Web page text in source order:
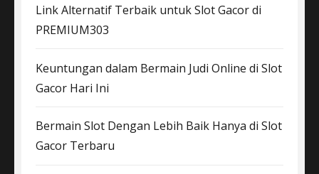
Link Alternatif Terbaik untuk Slot Gacor di
PREMIUM303
Keuntungan dalam Bermain Judi Online di Slot
Gacor Hari Ini
Bermain Slot Dengan Lebih Baik Hanya di Slot
Gacor Terbaru